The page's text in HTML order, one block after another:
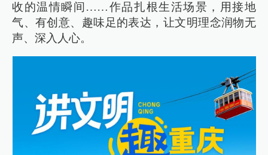
收的温情瞬间……作品扎根生活场景，用接地
气、有创意、趣味足的表达，让文明理念润物无
声、深入人心。